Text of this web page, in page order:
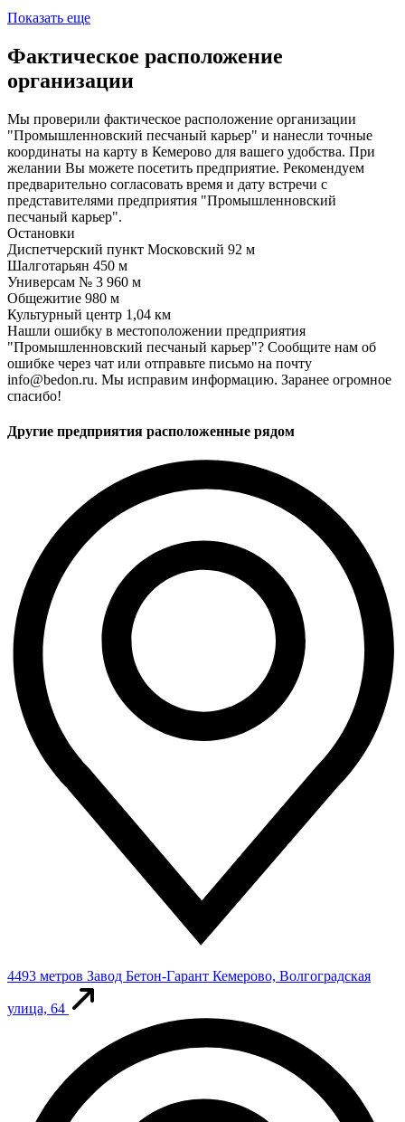
Показать еще
Фактическое расположение
организации
Мы проверили фактическое расположение организации
"Промышленновский песчаный карьер" и нанесли точные
координаты на карту в Кемерово для вашего удобства. При
желании Вы можете посетить предприятие. Рекомендуем
предварительно согласовать время и дату встречи с
представителями предприятия "Промышленновский
песчаный карьер".
Остановки
Диспетчерский пункт Московский 92 м
Шалготарьян 450 м
Универсам № 3 960 м
Общежитие 980 м
Культурный центр 1,04 км
Нашли ошибку в местоположении предприятия
"Промышленновский песчаный карьер"? Сообщите нам об
ошибке через чат или отправьте письмо на почту
info@bedon.ru. Мы исправим информацию. Заранее огромное
спасибо!
Другие предприятия расположенные рядом
4493 метров Завод Бетон-Гарант Кемерово, Волгоградская
улица, 64